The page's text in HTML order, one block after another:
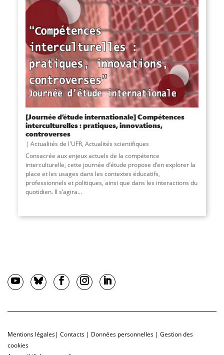
[Journée d’étude internationale] Compétences
interculturelles : pratiques, innovations,
controverses
Actualités de l'UFR, Actualités scientifiques
Consacrée aux enjeux actuels de la compétence
interculturelle, cette journée d’étude propose d’en explorer la
place et les usages dans les contextes éducatifs,
professionnels et politiques, ainsi que dans les interactions du
quotidien. Il s’agira...
Mentions légales| Contacts | Données personnelles | Gestion des
cookies